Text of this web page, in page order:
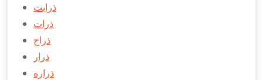
ذرابت
ذرات
ذراح
ذرار
ذراره